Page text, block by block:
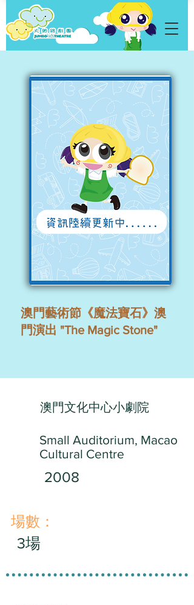
澳門藝術節《魔法寶石》澳
門演出 "The Magic Stone"
澳門文化中心小劇院
Small Auditorium, Macao
Cultural Centre
2008
​場數：
3場